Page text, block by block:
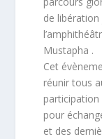
de
Mustapha .
Cet
réunir tous
participation
pour
et des